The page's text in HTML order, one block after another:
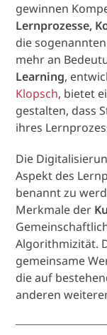
gewinnen
Lernprozesse,
die
mehr an
Learning,
Klopsch, bietet
gestalten, dass
ihres
Die
Aspekt des
benannt zu
Merkmale der
Algorithmizität.
gemeinsame
die auf
anderen